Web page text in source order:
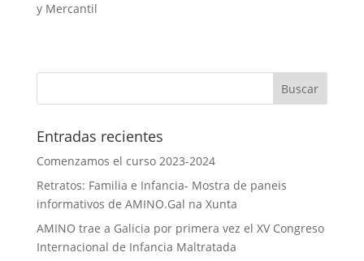
y Mercantil
Entradas recientes
Comenzamos el curso 2023-2024
Retratos: Familia e Infancia- Mostra de paneis
informativos de AMINO.Gal na Xunta
AMINO trae a Galicia por primera vez el XV Congreso
Internacional de Infancia Maltratada